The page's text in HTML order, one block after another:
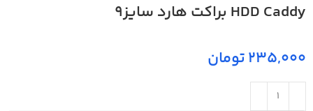
HDD Caddy براکت هارد سایز9
تومان